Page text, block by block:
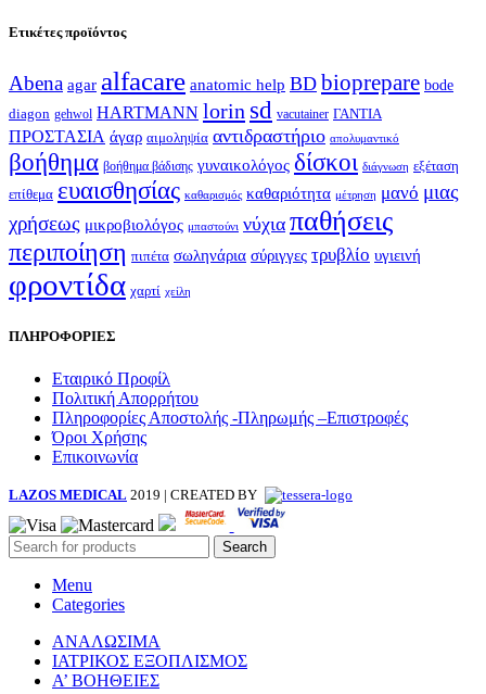
Ετικέτες προϊόντος
Abena agar alfacare anatomic help BD bioprepare bode
diagon gehwol HARTMANN lorin sd vacutainer ΓΑΝΤΙΑ
ΠΡΟΣΤΑΣΙΑ άγαρ αιμοληψία αντιδραστήριο απολυμαντικό
βοήθημα βοήθημα βάδισης γυναικολόγος δίσκοι διάγνωση εξέταση
επίθεμα ευαισθησίας καθαρισμός καθαριότητα μέτρηση μανό μιας
χρήσεως μικροβιολόγος μπαστούνι νύχια παθήσεις
περιποίηση πιπέτα σωληνάρια σύριγγες τρυβλίο υγιεινή
φροντίδα χαρτί χείλη
ΠΛΗΡΟΦΟΡΙΕΣ
Εταιρικό Προφίλ
Πολιτική Απορρήτου
Πληροφορίες Αποστολής -Πληρωμής –Επιστροφές
Όροι Χρήσης
Επικοινωνία
LAZOS MEDICAL 2019 | CREATED BY
Search
Menu
Categories
ΑΝΑΛΩΣΙΜΑ
ΙΑΤΡΙΚΟΣ ΕΞΟΠΛΙΣΜΟΣ
Α’ ΒΟΗΘΕΙΕΣ